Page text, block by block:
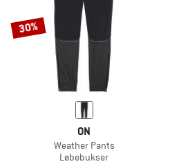
30%
ON
Weather Pants
Løbebukser